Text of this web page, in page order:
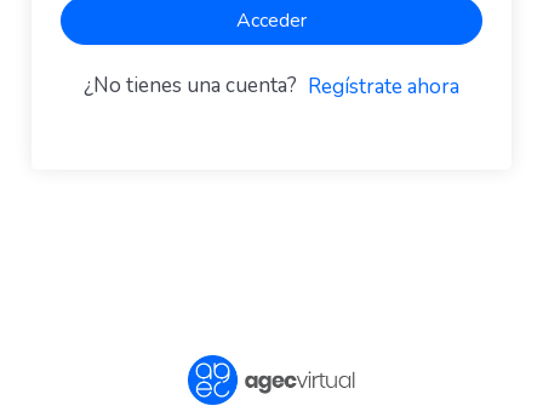
Acceder
¿No tienes una cuenta? Regístrate ahora